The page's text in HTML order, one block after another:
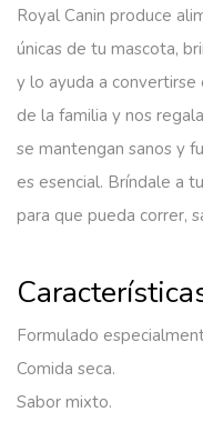
Royal Canin produce
únicas de tu mascota,
y lo ayuda a convertirse
de la familia y nos
se mantengan sanos y
es esencial. Bríndale a
para que pueda correr,
Formulado
Comida seca.
Sabor mixto.